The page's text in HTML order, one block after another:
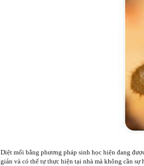
Diệt mối bằng phương pháp sinh học hiện đang
giản và có thể tự thực hiện tại nhà mà không cần